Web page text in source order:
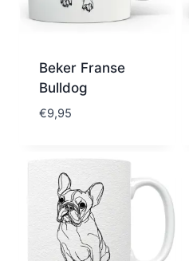
Beker Franse
Bulldog
€9,95